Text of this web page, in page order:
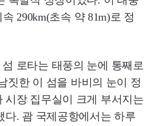
290km(초속 약 81m)로 정
로타는 태풍의 눈에 통째로
짓한 이 섬을 바비의 눈이 정
시장 집무실이 크게 부서지는
다. 괌 국제공항에서는 하루